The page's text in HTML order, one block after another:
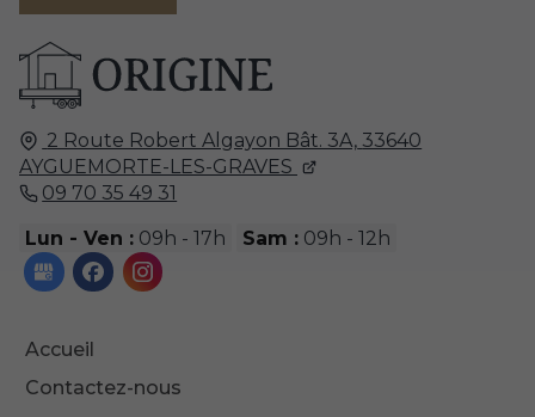
2 Route Robert Algayon Bât. 3A, 33640
AYGUEMORTE-LES-GRAVES
09 70 35 49 31
Lun - Ven : 09h - 17h Sam : 09h - 12h
Accueil
Contactez-nous